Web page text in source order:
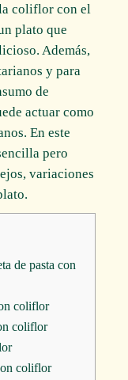
coliflor con el
plato que
Además,
y para
de
actuar como
En este
pero
variaciones
de pasta con
coliflor
coliflor
coliflor